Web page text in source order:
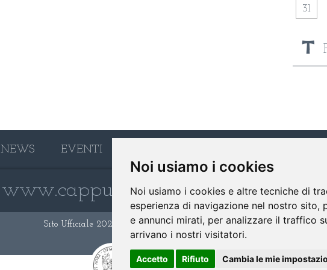
Noi usiamo i cookies
Noi usiamo i cookies e altre tecniche di
esperienza di navigazione nel nostro
e annunci mirati, per analizzare il traffico
arrivano i nostri visitatori.
Accetto Rifiuto Cambia le mie
31
NEWS EVENTI
www.cappuccinifoggia.it
Sito Ufficiale 2026 - Privacy Policy